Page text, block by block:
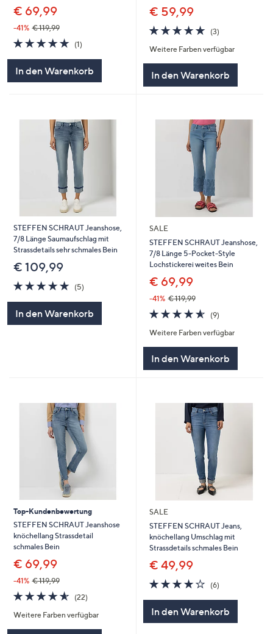
€ 69,99
-41% € 119,99
5.0
von
(1)1
In den Warenkorb
€ 59,99
5.0
von
5
(3)3
Weitere Farben verfügbar
In den Warenkorb
STEFFEN SCHRAUT Jeanshose,
7/8 Länge Saumaufschlag mit
Strassdetails sehr schmales Bein
€ 109,99
4.8
von
(5)5
In den Warenkorb
SALE
STEFFEN SCHRAUT Jeanshose,
7/8 Länge 5-Pocket-Style
Lochstickerei weites Bein
€ 69,99
-41% € 119,99
4.6
von
5
(9)9
Weitere Farben verfügbar
In den Warenkorb
Top-Kundenbewertung
STEFFEN SCHRAUT Jeanshose
knöchellang Strassdetail
schmales Bein
€ 69,99
-41% € 119,99
4.5
von
5
(22)22
Weitere Farben verfügbar
SALE
STEFFEN SCHRAUT Jeans,
knöchellang Umschlag mit
Strassdetails schmales Bein
€ 49,99
4.2
von
(6)6
In den Warenkorb